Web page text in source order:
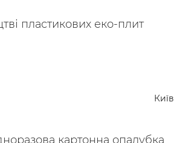
пластикових еко-плит
Київ
картонна опалубка